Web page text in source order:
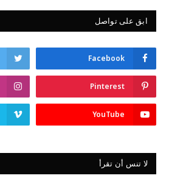
ابق على تواصل
Facebook
Pinterest
YouTube
لا تنس أن تقرأ